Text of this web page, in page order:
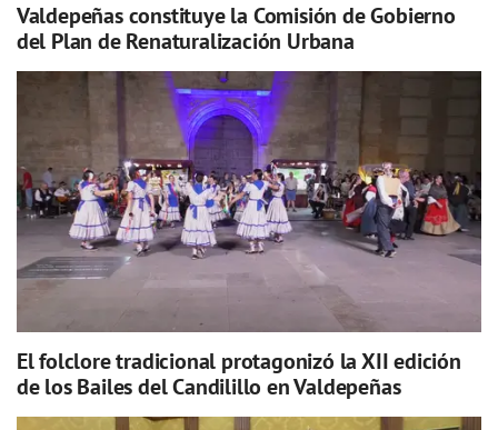
Valdepeñas constituye la Comisión de Gobierno
del Plan de Renaturalización Urbana
El folclore tradicional protagonizó la XII edición
de los Bailes del Candilillo en Valdepeñas